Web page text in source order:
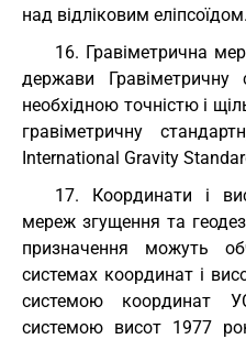
над відліковим еліпсоїдом.
16. Гравіметрична
держави
необхідною точністю і
гравіметричну
International Gravity
17. Координати і
мереж згущення та
призначення можуть
системах координат і
системою координат
системою висот 1977